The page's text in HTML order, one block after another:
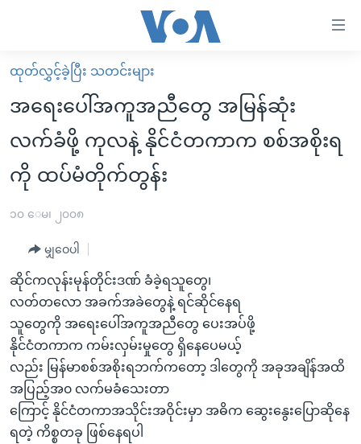
လွယ်ကူ
စေ
Link
များ
ပင်မ
ကျော်
ကြည့်
ရန်
ပင်မ
အ
ညွန်း
စာမျက်နှာ
သို့
မူလစာမျက်နှာ
မြန်မာ
ကမ္ဘာ့သတင်းများ
နိုင်ငံတကာ
အစ္စရေး-ပါလက်စတိုင်း
ဗွီဒီယို
အင်္ဂလိပ်စာလေ့လာမယ်
အမေရိကန်သုံးအီဒီယံ
မကြေးမုံရဲ့ အင်္ဂလိပ်စာ
ရုပ်ရှင်ထဲက အင်္ဂလိပ်စာ
သုတပဒေသာ အင်္ဂလိပ်စာ
အပတ်စဉ်ကဏ္ဍများ
ရေဒီယို
တီဗွီ
ရေဒီယိုနှင့်ရုပ်သံ အချက်အလက်များ
ရေဒီယို/တီဗွီအစီအစဉ်
Learning English
ဗွီအိုအေ လူမှုကွန်ယက်များ
ထုတ်လွှင့်ခဲ့ပြီး သတင်းများ
အရေးပေါ်အကူအညီတွေ အမြန်ဆုံး
လက်ခံဖို့ ကုလနဲ့ နိုင်ငံတကာက စစ်အစိုးရ
ကို ထပ်မံတိုက်တွန်း
၁၀ ေမ၊ ၂၀၀၈
မျှဝေပါ
ဆိုင်ကလုန်းမုန်တိုင်းဒဏ် ခံခဲ့ရသူတွေ၊
လတ်တလော အခက်အခဲတွေနဲ့ ရင်ဆိုင်နေရ
သူတွေကို အရေးပေါ်အကူအညီတွေ ပေးအပ်ဖို့
နိုင်ငံတကာက ကမ်းလှမ်းမှုတွေ ရှိနေပေမယ့်
လည်း မြန်မာစစ်အစိုးရဘက်ကတော့ ဒါတွေကို အခုအချိန်အထိ
အပြည့်အ၀ လက်မခံသေးတာ
ကြောင့် နိုင်ငံတကာအသိုင်းအဝိုင်းမှာ အဓိက ဆွေးနွေးပြောဆိုနေ
ရတဲ့ ကိစ္စတခု ဖြစ်နေရပါ